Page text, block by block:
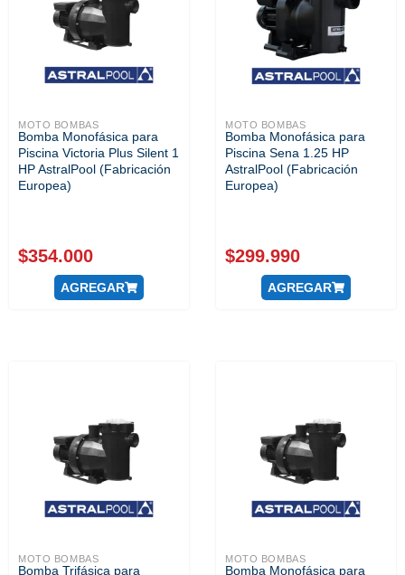
MOTO BOMBAS
Bomba Monofásica para
Piscina Victoria Plus Silent 1
HP AstralPool (Fabricación
Europea)
$354.000
AGREGAR
MOTO BOMBAS
Bomba Monofásica para
Piscina Sena 1.25 HP
AstralPool (Fabricación
Europea)
$299.990
AGREGAR
MOTO BOMBAS
Bomba Trifásica para
MOTO BOMBAS
Bomba Monofásica para